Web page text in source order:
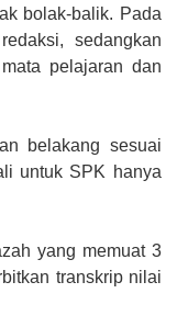
bolak-balik. Pada
sedangkan
pelajaran dan
belakang sesuai
untuk SPK hanya
yang memuat 3
transkrip nilai